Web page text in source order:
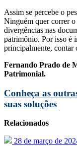
Assim se percebe o
Ninguém quer correr o
divergências nas
patrimônio. Por isso é
principalmente, contar
Fernando Prado de
Patrimonial.
Conheça as
suas soluções
Relacionados
28 de março de